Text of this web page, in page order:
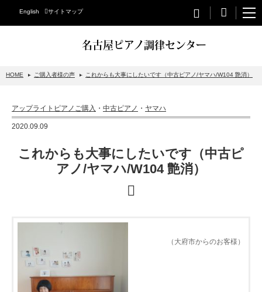
English サイトマップ
名古屋ピアノ調律センター
スタインウェイについて
アップライトピアノ
ベヒシュタイングランドピアノ
ベヒシュタインアップライトピアノ
ホフマングランドピアノ
ホフマンアップライトピアノ
HOME ご購入者様の声 これからも大事にしたいです（中古ピアノ/ヤマハ/W104 艶消）
アップライトピアノご購入 ・ 中古ピアノ ・ ヤマハ
2020.09.09
これからも大事にしたいです（中古ピ
アノ/ヤマハ/W104 艶消）
（大府市からのお客様）